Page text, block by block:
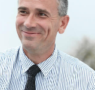
des femmes,
des sports,